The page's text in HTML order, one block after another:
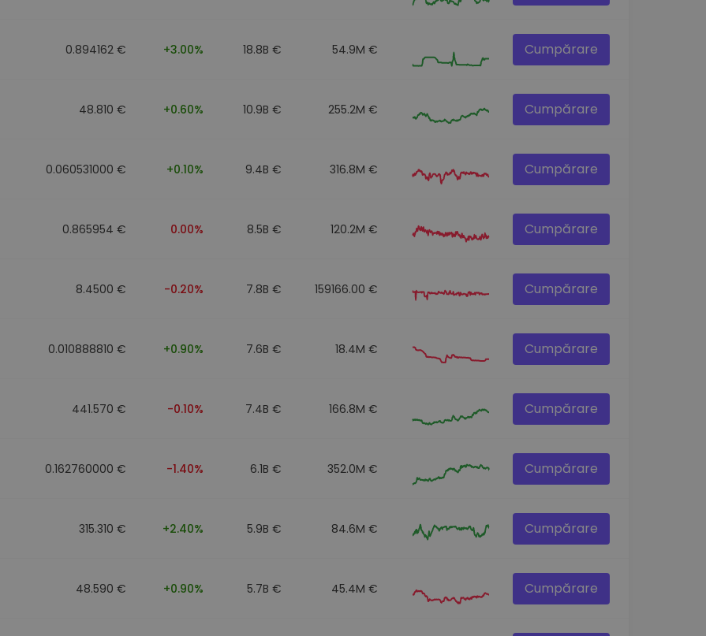
0.894162 € +3.00% 18.8B € 54.9M € Cumpărare
48.810 € +0.60% 10.9B € 255.2M € Cumpărare
0.060531000 € +0.10% 9.4B € 316.8M € Cumpărare
0.865954 € 0.00% 8.5B € 120.2M € Cumpărare
8.4500 € -0.20% 7.8B € 159166.00 € Cumpărare
0.010888810 € +0.90% 7.6B € 18.4M € Cumpărare
441.570 € -0.10% 7.4B € 166.8M € Cumpărare
0.162760000 € -1.40% 6.1B € 352.0M € Cumpărare
315.310 € +2.40% 5.9B € 84.6M € Cumpărare
48.590 € +0.90% 5.7B € 45.4M € Cumpărare